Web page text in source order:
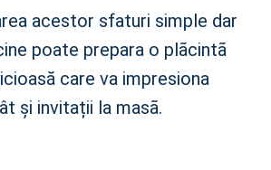
acestor sfaturi simple dar
poate prepara o plãcintã
care va impresiona
și invitații la masã.